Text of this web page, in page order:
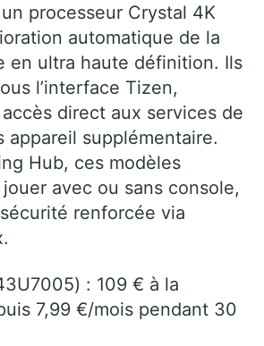
processeur Crystal 4K
automatique de la
en ultra haute définition. Ils
l’interface Tizen,
direct aux services de
appareil supplémentaire.
Hub, ces modèles
avec ou sans console,
renforcée via
: 109 € à la
7,99 €/mois pendant 30